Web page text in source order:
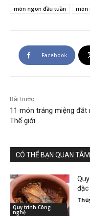
món ngon đầu tuần
món
Facebook
Bài trước
11 món tráng miệng đắt
Thế giới
CÓ THỂ BẠN QUAN TÂM
Quy trình Công
nghệ
đặc